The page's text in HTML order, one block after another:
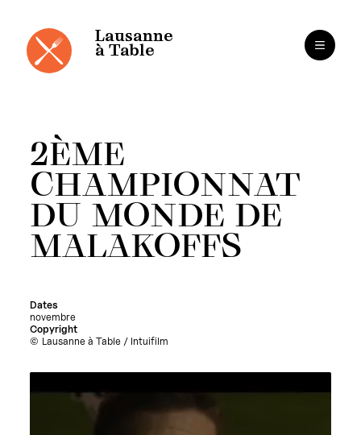
contenu
Lausanne
à Table
2ÈME
CHAMPIONNAT
DU MONDE DE
MALAKOFFS
Dates
novembre
Copyright
Lausanne à Table / Intuifilm